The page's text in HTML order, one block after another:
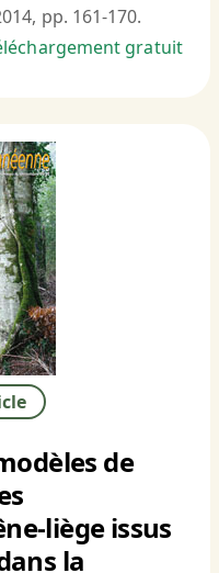
pp. 161-170.
gratuit
de
liège issus
la